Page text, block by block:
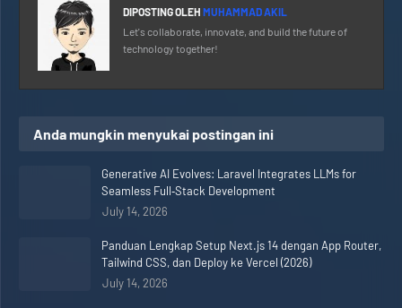
DIPOSTING OLEH MUHAMMAD AKIL
Let's collaborate, innovate, and build the future of
technology together!
Anda mungkin menyukai postingan ini
Generative AI Evolves: Laravel Integrates LLMs for
Seamless Full‑Stack Development
July 14, 2026
Panduan Lengkap Setup Next.js 14 dengan App Router,
Tailwind CSS, dan Deploy ke Vercel (2026)
July 14, 2026